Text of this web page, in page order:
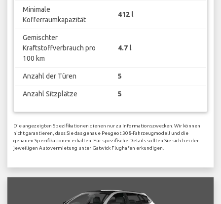
Minimale
Kofferraumkapazität
412 l
Gemischter
Kraftstoffverbrauch pro
100 km
4.7 l
Anzahl der Türen 5
Anzahl Sitzplätze 5
Die angezeigten Spezifikationen dienen nur zu Informationszwecken. Wir können
nicht garantieren, dass Sie das genaue Peugeot 308-Fahrzeugmodell und die
genauen Spezifikationen erhalten. Für spezifische Details sollten Sie sich bei der
jeweiligen Autovermietung unter Gatwick Flughafen erkundigen.